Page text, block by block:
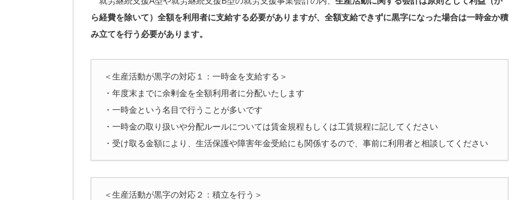
ら経費を除いて）全額を利用者に支給する必要がありますが、全額支給できずに黒字になった場合は一時金か積
み立てを行う必要があります。
＜生産活動が黒字の対応１：一時金を支給する＞
・年度末までに余剰金を全額利用者に分配いたします
・一時金という名目で行うことが多いです
・一時金の取り扱いや分配ルールについては賃金規程もしくは工賃規程に記してください
・受け取る金額により、生活保護や障害年金受給にも関係するので、事前に利用者と相談してください
＜生産活動が黒字の対応２：積立を行う＞